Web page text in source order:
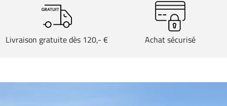
Livraison gratuite dès 120,- € Achat sécurisé